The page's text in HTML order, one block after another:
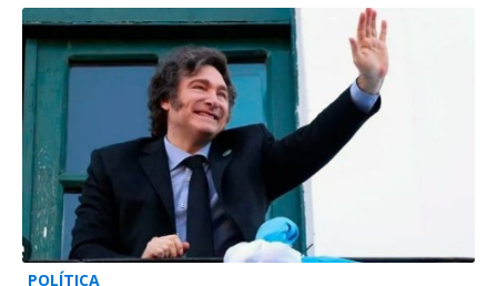
POLÍTICA